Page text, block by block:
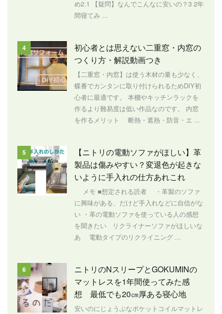
め2.1 【疑問】なんでこんなに安いの？3 2年
間寝てみ ...
4
初心者とは思えない二重窓・内窓の
つくり方・解説動画つき
【二重窓・内窓】は使う木材の量も少なく、
蝶番でカンタンに取り付けられるためDIY初
心者に最適です。 本棚やキッチンラックを
作るより難易度は低い作品なのです。 内窓
を作るメリット 断熱・遮熱・防音・エ ...
5
【ニトリの電動ソファがほしい】革
製品は傷みやすい？変退色が起きな
いように手入れの仕方あれこれ
メモ ■想定される読者 ・革製のソファ
に興味がある、だけど手入れなどに自信がな
い ・革の電動ソファを使っている人の感想
を聞きたい リクライナーソファがほしいな
あ 電動タイプのリクライニング ...
6
ニトリのNスリープとGOKUMINの
マットレスを1年間使ってみた感
想 最低でも20㎝厚ある寝心地
安いのにじょうぶなポケットコイルマットレ